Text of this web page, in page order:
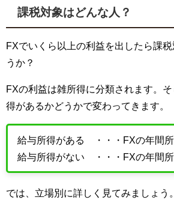
課税対象はどんな人？
FXでいくら以上の利益を出したら課
うか？
FXの利益は雑所得に分類されます。
得があるかどうかで変わってきます。
給与所得がある ・・・FXの年間
給与所得がない ・・・FXの年間
では、立場別に詳しく見てみましょう。